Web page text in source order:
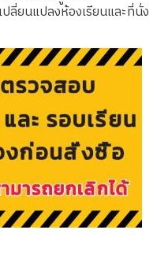
ปลี่ยนแปลงห้องเรียนและที่นั่ง